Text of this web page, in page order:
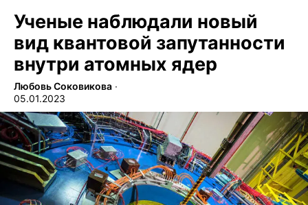
Ученые наблюдали новый
вид квантовой запутанности
внутри атомных ядер
Любовь Соковикова ∙
05.01.2023